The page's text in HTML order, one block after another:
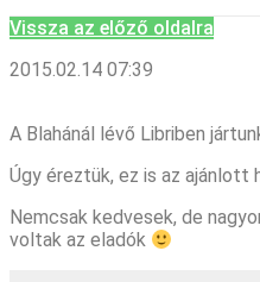
Vissza az előző oldalra
2015.02.14 07:39
A Blahánál lévő Libriben
Úgy éreztük, ez is az ajánlott
Nemcsak kedvesek, de
voltak az eladók